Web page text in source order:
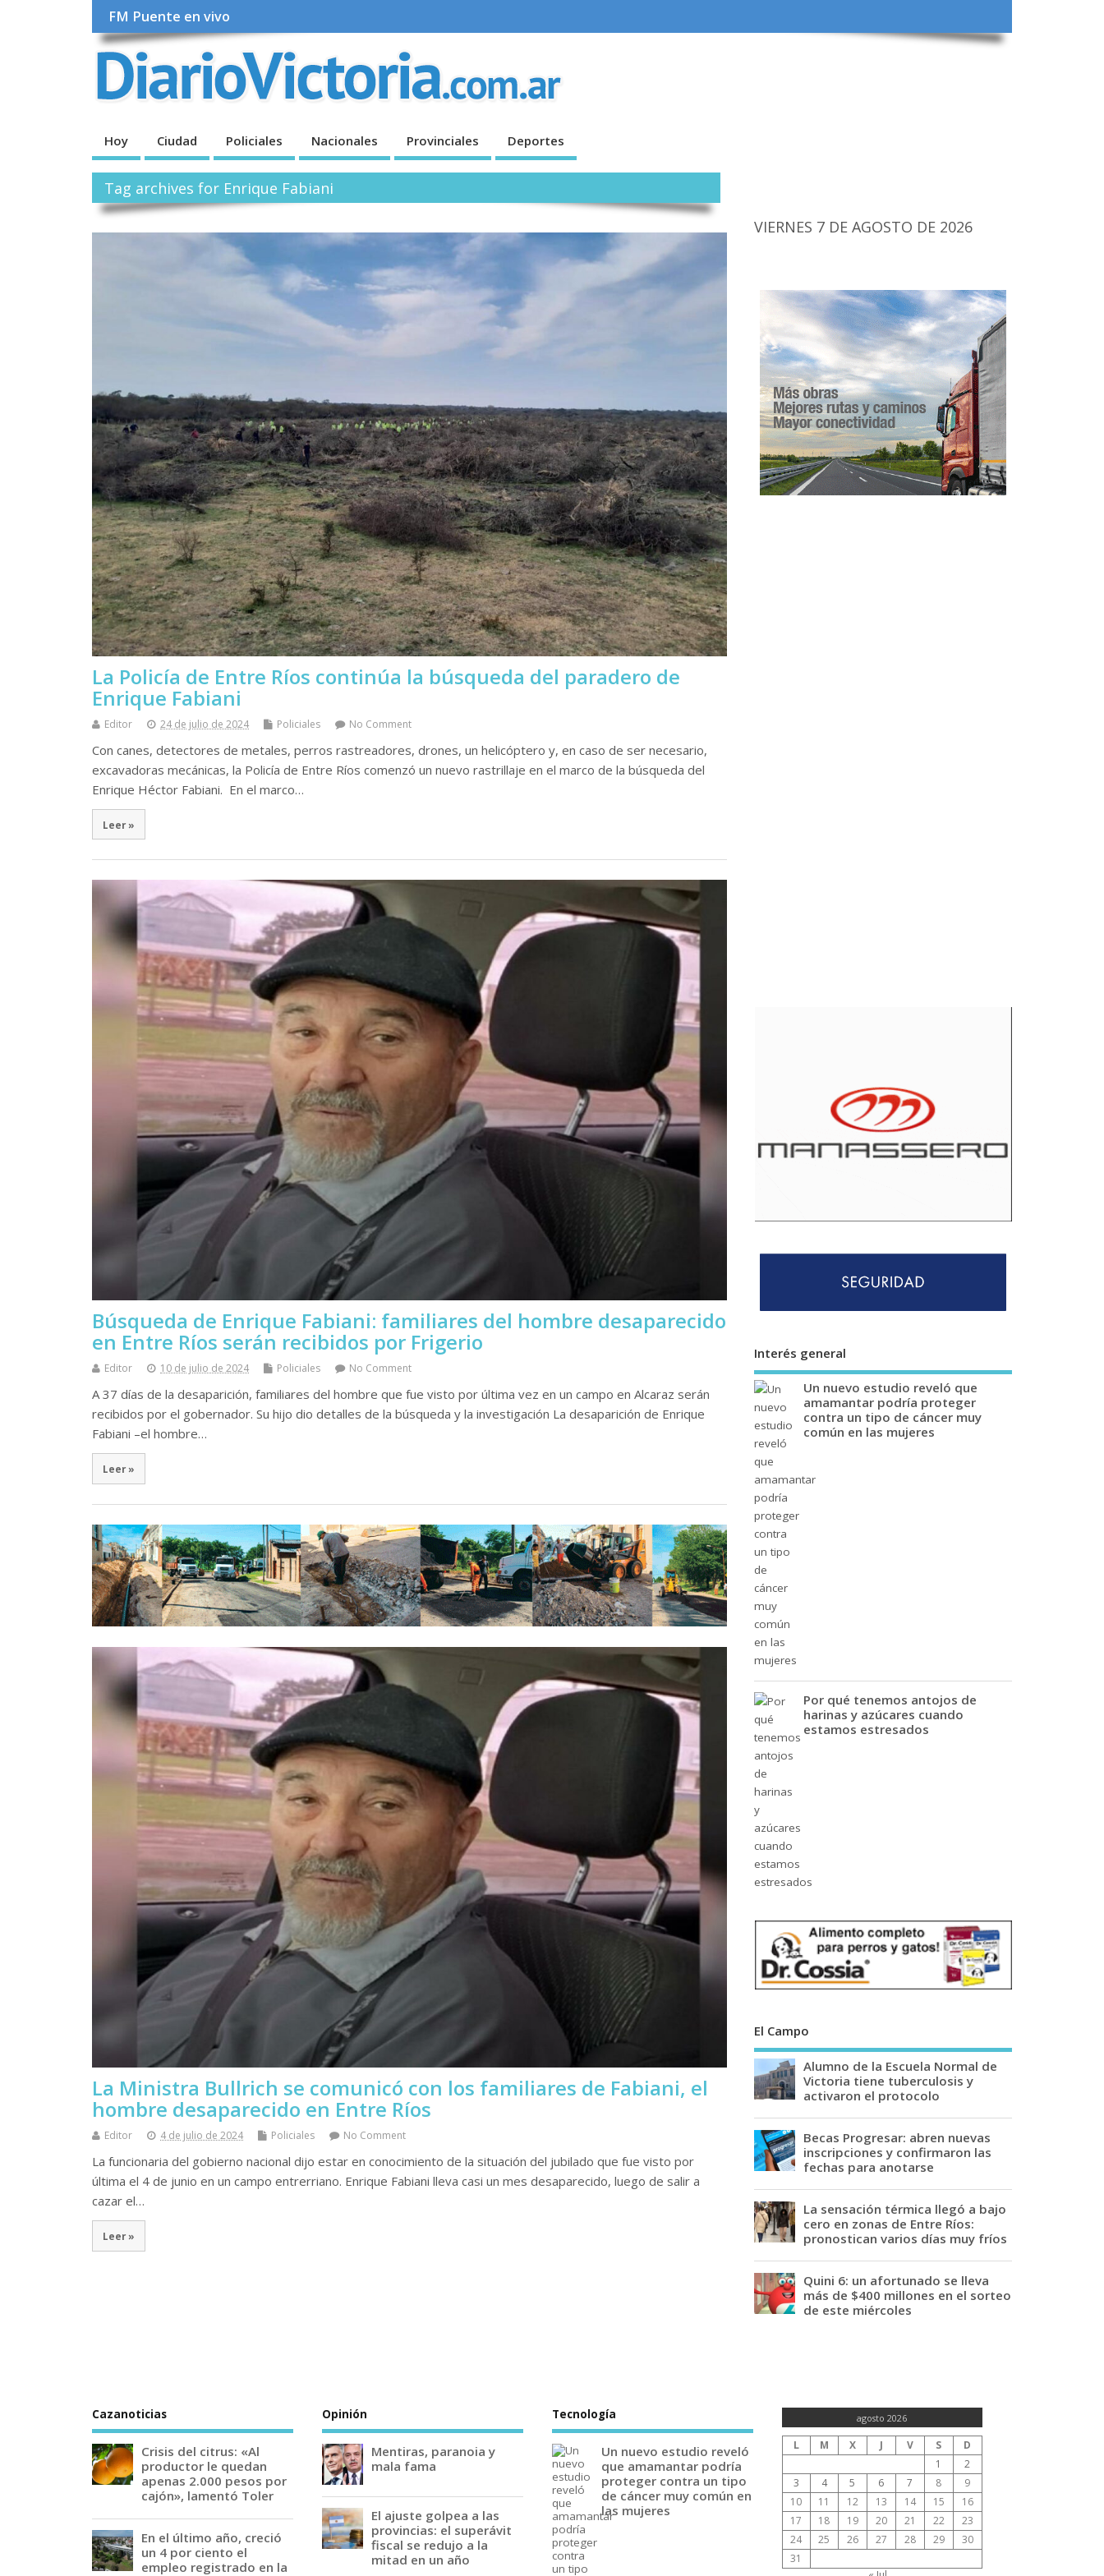
FM Puente en vivo
Hoy Ciudad Policiales Nacionales Provinciales Deportes
Tag archives for Enrique Fabiani
La Policía de Entre Ríos continúa la búsqueda del paradero de
Enrique Fabiani
Editor 24 de julio de 2024 Policiales No Comment
Con canes, detectores de metales, perros rastreadores, drones, un helicóptero y, en caso de ser necesario,
excavadoras mecánicas, la Policía de Entre Ríos comenzó un nuevo rastrillaje en el marco de la búsqueda del
Enrique Héctor Fabiani. En el marco…
Leer »
Búsqueda de Enrique Fabiani: familiares del hombre desaparecido
en Entre Ríos serán recibidos por Frigerio
Editor 10 de julio de 2024 Policiales No Comment
A 37 días de la desaparición, familiares del hombre que fue visto por última vez en un campo en Alcaraz serán
recibidos por el gobernador. Su hijo dio detalles de la búsqueda y la investigación La desaparición de Enrique
Fabiani –el hombre…
Leer »
La Ministra Bullrich se comunicó con los familiares de Fabiani, el
hombre desaparecido en Entre Ríos
Editor 4 de julio de 2024 Policiales No Comment
La funcionaria del gobierno nacional dijo estar en conocimiento de la situación del jubilado que fue visto por
última el 4 de junio en un campo entrerriano. Enrique Fabiani lleva casi un mes desaparecido, luego de salir a
cazar el…
Leer »
VIERNES 7 DE AGOSTO DE 2026
Interés general
Un nuevo estudio reveló que
amamantar podría proteger
contra un tipo de cáncer muy
común en las mujeres
Por qué tenemos antojos de
harinas y azúcares cuando
estamos estresados
El Campo
Alumno de la Escuela Normal de
Victoria tiene tuberculosis y
activaron el protocolo
Becas Progresar: abren nuevas
inscripciones y confirmaron las
fechas para anotarse
La sensación térmica llegó a bajo
cero en zonas de Entre Ríos:
pronostican varios días muy fríos
Quini 6: un afortunado se lleva
más de $400 millones en el sorteo
de este miércoles
Cazanoticias
Crisis del citrus: «Al
productor le quedan
apenas 2.000 pesos por
cajón», lamentó Toler
En el último año, creció
un 4 por ciento el
empleo registrado en la
Opinión
Mentiras, paranoia y
mala fama
El ajuste golpea a las
provincias: el superávit
fiscal se redujo a la
mitad en un año
Tecnología
Un nuevo estudio reveló
que amamantar podría
proteger contra un tipo
de cáncer muy común en
las mujeres
agosto 2026
L M X J V S
D
1
2
3
4 5 6 7 8
9
10
11 12 13 14 15
16
17
18 19 20 21 22
23
24
25 26 27 28 29
30
31